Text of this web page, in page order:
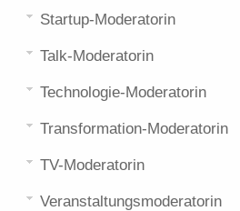
Startup-Moderatorin
Talk-Moderatorin
Technologie-Moderatorin
Transformation-Moderatorin
TV-Moderatorin
Veranstaltungsmoderatorin